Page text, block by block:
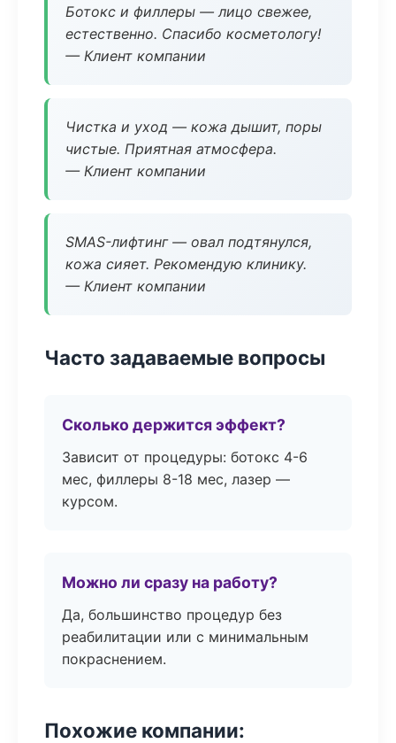
Ботокс и филлеры — лицо свежее,
естественно. Спасибо косметологу!
— Клиент компании
Чистка и уход — кожа дышит, поры
чистые. Приятная атмосфера.
— Клиент компании
SMAS-лифтинг — овал подтянулся,
кожа сияет. Рекомендую клинику.
— Клиент компании
Часто задаваемые вопросы
Сколько держится эффект?
Зависит от процедуры: ботокс 4-6
мес, филлеры 8-18 мес, лазер —
курсом.
Можно ли сразу на работу?
Да, большинство процедур без
реабилитации или с минимальным
покраснением.
Похожие компании: